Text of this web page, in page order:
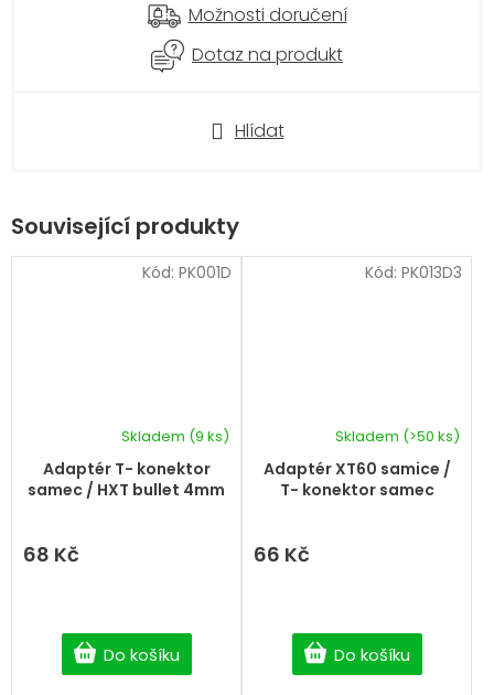
Hlídat
Možnosti doručení
Dotaz na produkt
Související produkty
Adaptér T- konektor
samec / HXT bullet 4mm
Skladem (9 ks)
68 Kč
Do košíku
Kód: PK001D
Adaptér XT60 samice /
T- konektor samec
Skladem (>50 ks)
66 Kč
Do košíku
Kód: PK013D3